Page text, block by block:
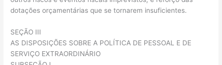
dotações orçamentárias que se tornarem insuficientes.
SEÇÃO III
AS DISPOSIÇÕES SOBRE A POLÍTICA DE PESSOAL E DE
SERVIÇO EXTRAORDINÁRIO